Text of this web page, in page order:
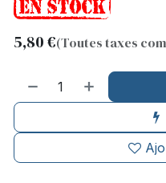
5,80€(Toutes taxes